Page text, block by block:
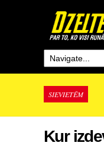
SIEVIETĒM
Kur